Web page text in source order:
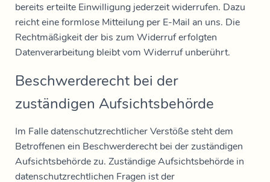
bereits erteilte Einwilligung jederzeit widerrufen. Dazu
reicht eine formlose Mitteilung per E-Mail an uns. Die
Rechtmäßigkeit der bis zum Widerruf erfolgten
Datenverarbeitung bleibt vom Widerruf unberührt.
Beschwerderecht bei der
zuständigen Aufsichtsbehörde
Im Falle datenschutzrechtlicher Verstöße steht dem
Betroffenen ein Beschwerderecht bei der zuständigen
Aufsichtsbehörde zu. Zuständige Aufsichtsbehörde in
datenschutzrechtlichen Fragen ist der